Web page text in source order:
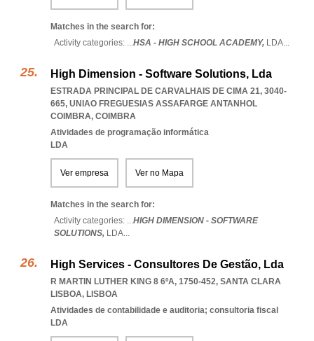
Matches in the search for:
Activity categories: ...HSA - HIGH SCHOOL ACADEMY, LDA...
High Dimension - Software Solutions, Lda
ESTRADA PRINCIPAL DE CARVALHAIS DE CIMA 21, 3040-
665, UNIAO FREGUESIAS ASSAFARGE ANTANHOL
COIMBRA, COIMBRA
Atividades de programação informática
LDA
Ver empresa Ver no Mapa
Matches in the search for:
Activity categories: ...HIGH DIMENSION - SOFTWARE
SOLUTIONS, LDA...
High Services - Consultores De Gestão, Lda
R MARTIN LUTHER KING 8 6ºA, 1750-452, SANTA CLARA
LISBOA, LISBOA
Atividades de contabilidade e auditoria; consultoria fiscal
LDA